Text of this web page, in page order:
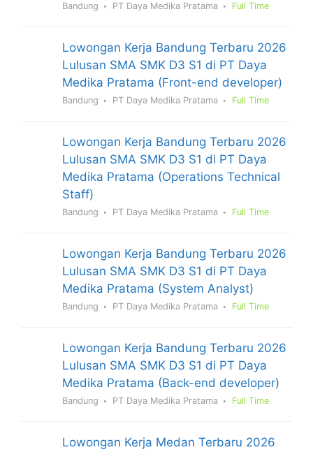
Bandung PT Daya Medika Pratama Full Time
Lowongan Kerja Bandung Terbaru 2026
Lulusan SMA SMK D3 S1 di PT Daya
Medika Pratama (Front-end developer)
Bandung PT Daya Medika Pratama Full Time
Lowongan Kerja Bandung Terbaru 2026
Lulusan SMA SMK D3 S1 di PT Daya
Medika Pratama (Operations Technical
Staff)
Bandung PT Daya Medika Pratama Full Time
Lowongan Kerja Bandung Terbaru 2026
Lulusan SMA SMK D3 S1 di PT Daya
Medika Pratama (System Analyst)
Bandung PT Daya Medika Pratama Full Time
Lowongan Kerja Bandung Terbaru 2026
Lulusan SMA SMK D3 S1 di PT Daya
Medika Pratama (Back-end developer)
Bandung PT Daya Medika Pratama Full Time
Lowongan Kerja Medan Terbaru 2026